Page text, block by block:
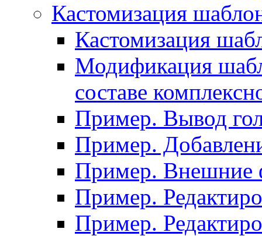
Кастомизация
Кастомизация
Модификация
составе
Пример. Вывод
Пример.
Пример. Внешние
Пример.
Пример.